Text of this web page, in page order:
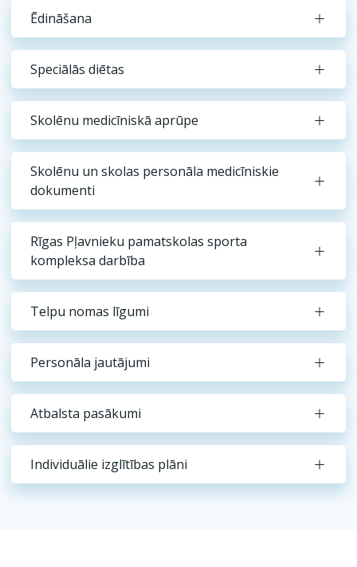
Ēdināšana
Speciālās diētas
Skolēnu medicīniskā aprūpe
Skolēnu un skolas personāla medicīniskie
dokumenti
Rīgas Pļavnieku pamatskolas sporta
kompleksa darbība
Telpu nomas līgumi
Personāla jautājumi
Atbalsta pasākumi
Individuālie izglītības plāni